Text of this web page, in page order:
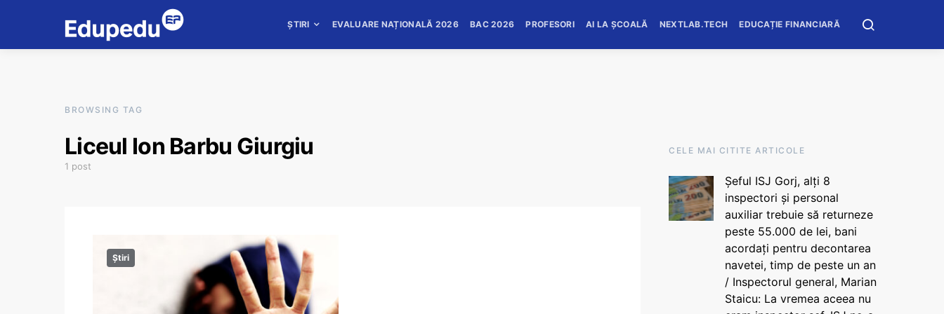
ȘTIRI EVALUARE NAȚIONALĂ 2026 BAC 2026 PROFESORI AI LA ȘCOALĂ NEXTLAB.TECH EDUCAȚIE FINANCIARĂ
BROWSING TAG
Liceul Ion Barbu Giurgiu
1 post
Știri
CELE MAI CITITE ARTICOLE
Șeful ISJ Gorj, alți 8
inspectori și personal
auxiliar trebuie să returneze
peste 55.000 de lei, bani
acordați pentru decontarea
navetei, timp de peste un an
/ Inspectorul general, Marian
Staicu: La vremea aceea nu